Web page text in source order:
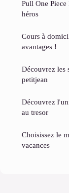
Pull One
héros
Cours à
avantages !
Découvrez les
petitjean
Découvrez
au tresor
Choisissez le
vacances